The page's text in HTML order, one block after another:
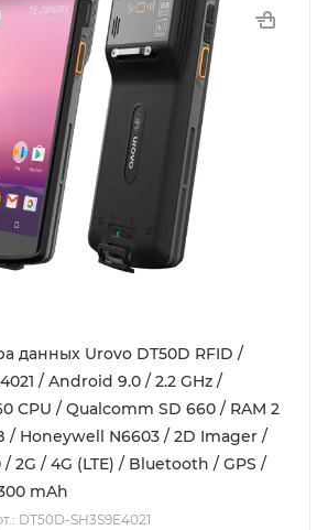
данных Urovo DT50D RFID /
/ Android 9.0 / 2.2 GHz /
CPU / Qualcomm SD 660 / RAM 2
/ Honeywell N6603 / 2D Imager /
/ 2G / 4G (LTE) / Bluetooth / GPS /
mAh
DT50D-SH3S9E4021